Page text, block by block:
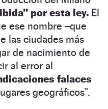
por esta ley. El
ese nombre –que
las ciudades más
de nacimiento de
al error al
falaces
geográficos”.